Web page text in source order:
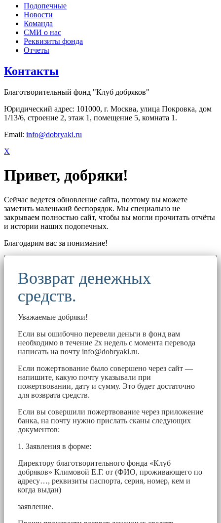
Подопечные
Новости
Команда
СМИ о нас
Реквизиты фонда
Отчеты
Контакты
Благотворительный фонд "Клуб добряков"
Юридический адрес: 101000, г. Москва, улица Покровка, дом
1/13/6, строение 2, этаж 1, помещение 5, комната 1.
Email: info@dobryaki.ru
X
Привет, добряки!
Сейчас ведется обновление сайта, поэтому вы можете
заметить маленький беспорядок. Мы специально не
закрываем полностью сайт, чтобы вы могли прочитать отчёты
и истории наших подопечных.
Благодарим вас за понимание!
Возврат денежных
средств.
Уважаемые добряки!
Если вы ошибочно перевели деньги в фонд вам
необходимо в течение 2х недель с момента перевода
написать на почту info@dobryaki.ru.
Если пожертвование было совершено через сайт —
напишите, какую почту указывали при
пожертвовании, дату и сумму. Это будет достаточно
для возврата средств.
Если вы совершили пожертвование через приложение
банка, на почту нужно прислать сканы следующих
документов:
1. Заявления в форме:
Директору благотворительного фонда «Клуб
добряков» Климовой Е.Г. от (ФИО, проживающего по
адресу…, реквизиты паспорта, серия, номер, кем и
когда выдан)
заявление.